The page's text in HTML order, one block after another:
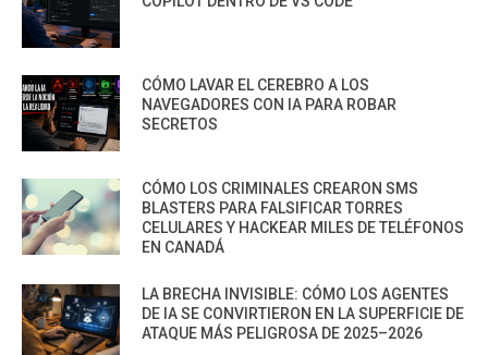
CÓMO LAVAR EL CEREBRO A LOS
NAVEGADORES CON IA PARA ROBAR
SECRETOS
CÓMO LOS CRIMINALES CREARON SMS
BLASTERS PARA FALSIFICAR TORRES
CELULARES Y HACKEAR MILES DE TELÉFONOS
EN CANADÁ
LA BRECHA INVISIBLE: CÓMO LOS AGENTES
DE IA SE CONVIRTIERON EN LA SUPERFICIE DE
ATAQUE MÁS PELIGROSA DE 2025–2026